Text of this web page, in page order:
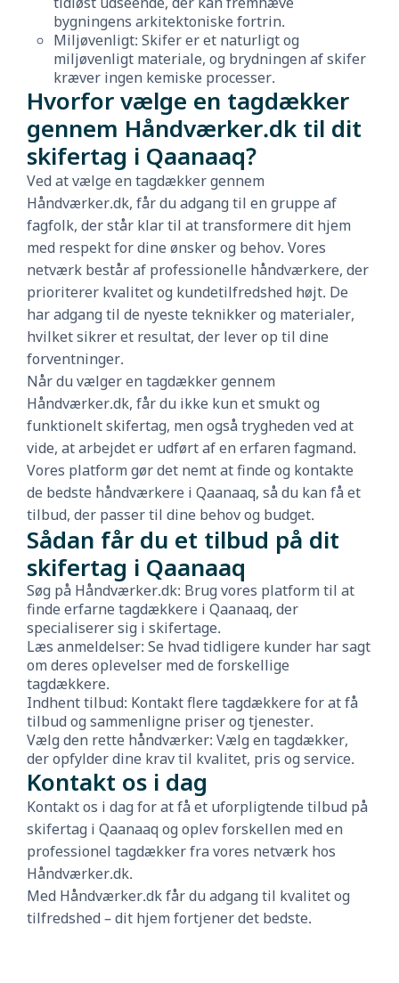
bygningens arkitektoniske fortrin.
Miljøvenligt: Skifer er et naturligt og
miljøvenligt materiale, og brydningen af skifer
kræver ingen kemiske processer.
Hvorfor vælge en tagdækker
gennem Håndværker.dk til dit
skifertag i Qaanaaq?
Ved at vælge en tagdækker gennem
Håndværker.dk, får du adgang til en gruppe af
fagfolk, der står klar til at transformere dit hjem
med respekt for dine ønsker og behov. Vores
netværk består af professionelle håndværkere, der
prioriterer kvalitet og kundetilfredshed højt. De
har adgang til de nyeste teknikker og materialer,
hvilket sikrer et resultat, der lever op til dine
forventninger.
Når du vælger en tagdækker gennem
Håndværker.dk, får du ikke kun et smukt og
funktionelt skifertag, men også trygheden ved at
vide, at arbejdet er udført af en erfaren fagmand.
Vores platform gør det nemt at finde og kontakte
de bedste håndværkere i Qaanaaq, så du kan få et
tilbud, der passer til dine behov og budget.
Sådan får du et tilbud på dit
skifertag i Qaanaaq
Søg på Håndværker.dk: Brug vores platform til at
finde erfarne tagdækkere i Qaanaaq, der
specialiserer sig i skifertage.
Læs anmeldelser: Se hvad tidligere kunder har sagt
om deres oplevelser med de forskellige
tagdækkere.
Indhent tilbud: Kontakt flere tagdækkere for at få
tilbud og sammenligne priser og tjenester.
Vælg den rette håndværker: Vælg en tagdækker,
der opfylder dine krav til kvalitet, pris og service.
Kontakt os i dag
Kontakt os i dag for at få et uforpligtende tilbud på
skifertag i Qaanaaq og oplev forskellen med en
professionel tagdækker fra vores netværk hos
Håndværker.dk.
Med Håndværker.dk får du adgang til kvalitet og
tilfredshed – dit hjem fortjener det bedste.